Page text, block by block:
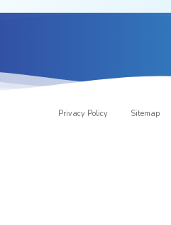
Privacy Policy Sitemap